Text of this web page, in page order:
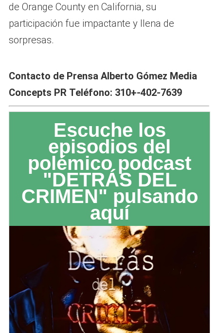
de Orange County en California, su
participación fue impactante y llena de
sorpresas.
Contacto de Prensa Alberto Gómez Media
Concepts PR Teléfono: 310+-402-7639
Escuche los
episodios del
polémico podcast
"DETRÁS DEL
CRIMEN" pulsando
aquí